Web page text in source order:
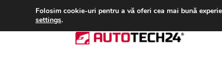
LIVRARE de la 33 lei
Sari
la
Sari
la
Folosim cookie-uri pentru a vă oferi cea mai bună
settings.